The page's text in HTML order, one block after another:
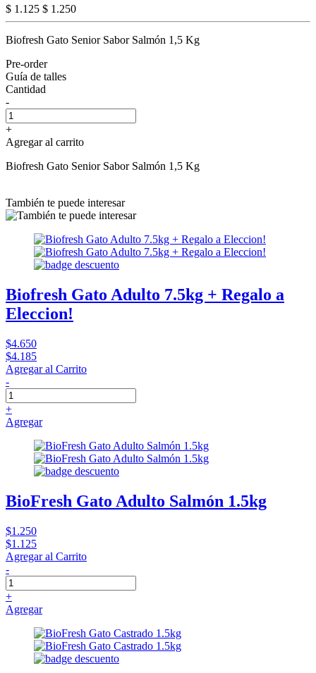
$ 1.125 $ 1.250
Biofresh Gato Senior Sabor Salmón 1,5 Kg
Pre-order
Guía de talles
Cantidad
-
+
Agregar al carrito
Biofresh Gato Senior Sabor Salmón 1,5 Kg
También te puede interesar
Biofresh Gato Adulto 7.5kg + Regalo a
Eleccion!
$4.650
$4.185
Agregar al Carrito
-
+
Agregar
BioFresh Gato Adulto Salmón 1.5kg
$1.250
$1.125
Agregar al Carrito
-
+
Agregar